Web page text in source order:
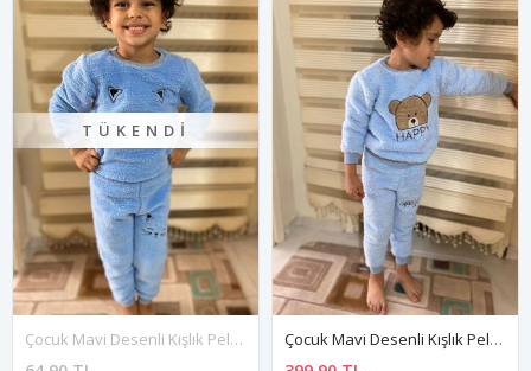
TÜKENDI
Çocuk Mavi Desenli Kışlık Peluş Pijama Takımı 1P-4082 Çocuk Mavi Desenli Kışlık Peluş Pijama Takımı 1P-4081